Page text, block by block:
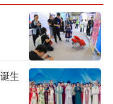
省考古研究院等
性发掘
墓葬九座，出土文
处墓地为召氏家族
生